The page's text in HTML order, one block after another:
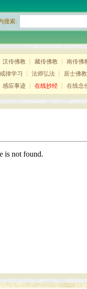
搜索:
汉传佛教 ┊ 藏传佛教 ┊ 南传佛
戒律学习 ┊ 法师弘法 ┊ 居士佛教
感应事迹 ┊ 在线抄经 ┊ 在线念